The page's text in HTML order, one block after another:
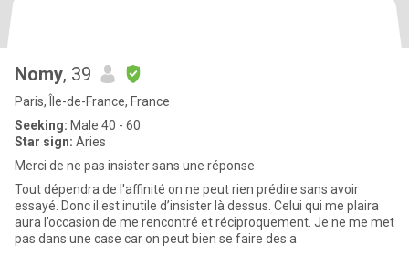
Nomy, 39
Paris, Île-de-France, France
Seeking: Male 40 - 60
Star sign: Aries
Merci de ne pas insister sans une réponse
Tout dépendra de l'affinité on ne peut rien prédire sans avoir
essayé. Donc il est inutile d’insister là dessus. Celui qui me plaira
aura l’occasion de me rencontré et réciproquement. Je ne me met
pas dans une case car on peut bien se faire des a